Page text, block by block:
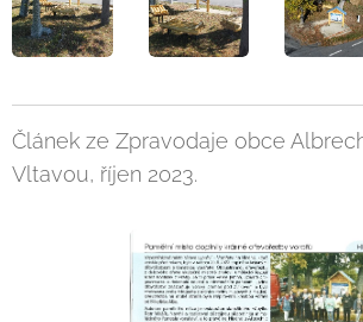
Článek ze Zpravodaje obce
Vltavou, říjen 2023.